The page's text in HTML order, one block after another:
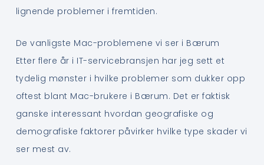
lignende problemer i fremtiden.
De vanligste Mac-problemene vi ser i Bærum
Etter flere år i IT-servicebransjen har jeg sett et
tydelig mønster i hvilke problemer som dukker opp
oftest blant Mac-brukere i Bærum. Det er faktisk
ganske interessant hvordan geografiske og
demografiske faktorer påvirker hvilke type skader vi
ser mest av.